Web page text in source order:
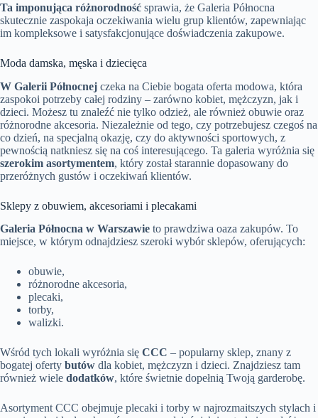
Ta imponująca różnorodność sprawia, że Galeria Północna
skutecznie zaspokaja oczekiwania wielu grup klientów, zapewniając
im kompleksowe i satysfakcjonujące doświadczenia zakupowe.
Moda damska, męska i dziecięca
W Galerii Północnej czeka na Ciebie bogata oferta modowa, która
zaspokoi potrzeby całej rodziny – zarówno kobiet, mężczyzn, jak i
dzieci. Możesz tu znaleźć nie tylko odzież, ale również obuwie oraz
różnorodne akcesoria. Niezależnie od tego, czy potrzebujesz czegoś na
co dzień, na specjalną okazję, czy do aktywności sportowych, z
pewnością natkniesz się na coś interesującego. Ta galeria wyróżnia się
szerokim asortymentem, który został starannie dopasowany do
przeróżnych gustów i oczekiwań klientów.
Sklepy z obuwiem, akcesoriami i plecakami
Galeria Północna w Warszawie to prawdziwa oaza zakupów. To
miejsce, w którym odnajdziesz szeroki wybór sklepów, oferujących:
obuwie,
różnorodne akcesoria,
plecaki,
torby,
walizki.
Wśród tych lokali wyróżnia się CCC – popularny sklep, znany z
bogatej oferty butów dla kobiet, mężczyzn i dzieci. Znajdziesz tam
również wiele dodatków, które świetnie dopełnią Twoją garderobę.
Asortyment CCC obejmuje plecaki i torby w najrozmaitszych stylach i